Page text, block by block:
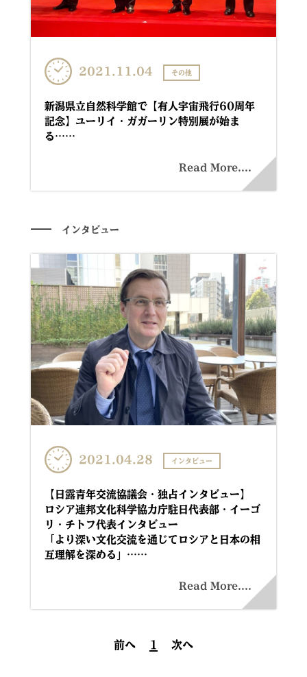
2021.11.04 その他
新潟県立自然科学館で【有人宇宙飛行60周年
記念】ユーリイ・ガガーリン特別展が始ま
る……
Read More....
インタビュー
2021.04.28 インタビュー
【日露青年交流協議会・独占インタビュー】
ロシア連邦文化科学協力庁駐日代表部・イーゴ
リ・チトフ代表インタビュー
「より深い文化交流を通じてロシアと日本の相
互理解を深める」……
Read More....
前へ 1 次へ